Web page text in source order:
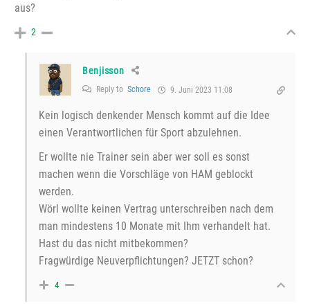
aus?
2
Benjisson
Reply to Schore 9. Juni 2023 11:08
Kein logisch denkender Mensch kommt auf die Idee
einen Verantwortlichen für Sport abzulehnen.
Er wollte nie Trainer sein aber wer soll es sonst
machen wenn die Vorschläge von HAM geblockt
werden.
Wörl wollte keinen Vertrag unterschreiben nach dem
man mindestens 10 Monate mit Ihm verhandelt hat.
Hast du das nicht mitbekommen?
Fragwürdige Neuverpflichtungen? JETZT schon?
4